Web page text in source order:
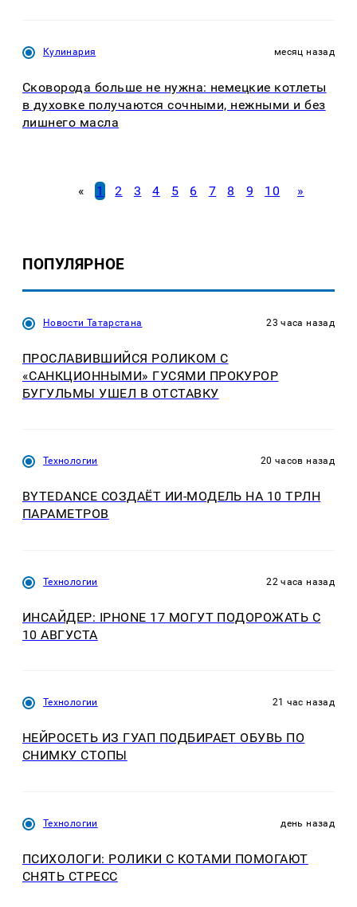
Кулинария месяц назад
Сковорода больше не нужна: немецкие котлеты
в духовке получаются сочными, нежными и без
лишнего масла
« 1 2 3 4 5 6 7 8 9 10 »
ПОПУЛЯРНОЕ
Новости Татарстана 23 часа назад
ПРОСЛАВИВШИЙСЯ РОЛИКОМ С
«САНКЦИОННЫМИ» ГУСЯМИ ПРОКУРОР
БУГУЛЬМЫ УШЕЛ В ОТСТАВКУ
Технологии 20 часов назад
BYTEDANCE СОЗДАЁТ ИИ-МОДЕЛЬ НА 10 ТРЛН
ПАРАМЕТРОВ
Технологии 22 часа назад
ИНСАЙДЕР: IPHONE 17 МОГУТ ПОДОРОЖАТЬ С
10 АВГУСТА
Технологии 21 час назад
НЕЙРОСЕТЬ ИЗ ГУАП ПОДБИРАЕТ ОБУВЬ ПО
СНИМКУ СТОПЫ
Технологии день назад
ПСИХОЛОГИ: РОЛИКИ С КОТАМИ ПОМОГАЮТ
СНЯТЬ СТРЕСС